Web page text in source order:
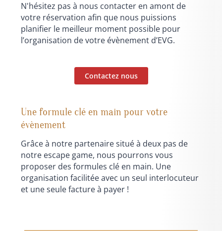
N'hésitez pas à nous contacter en amont de
votre réservation afin que nous puissions
planifier le meilleur moment possible pour
l’organisation de votre évènement d’EVG.
Contactez nous
Une formule clé en main pour votre
évènement
Grâce à notre partenaire situé à deux pas de
notre escape game, nous pourrons vous
proposer des formules clé en main. Une
organisation facilitée avec un seul interlocuteur
et une seule facture à payer !